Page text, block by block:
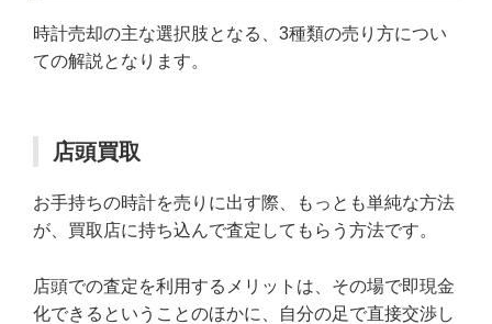
時計売却の主な選択肢となる、3種類の売り方につい
ての解説となります。
店頭買取
お手持ちの時計を売りに出す際、もっとも単純な方法
が、買取店に持ち込んで査定してもらう方法です。
店頭での査定を利用するメリットは、その場で即現金
化できるということのほかに、自分の足で直接交渉し